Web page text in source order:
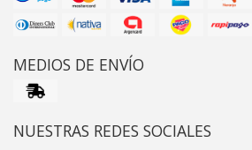
MEDIOS DE ENVÍO
NUESTRAS REDES SOCIALES